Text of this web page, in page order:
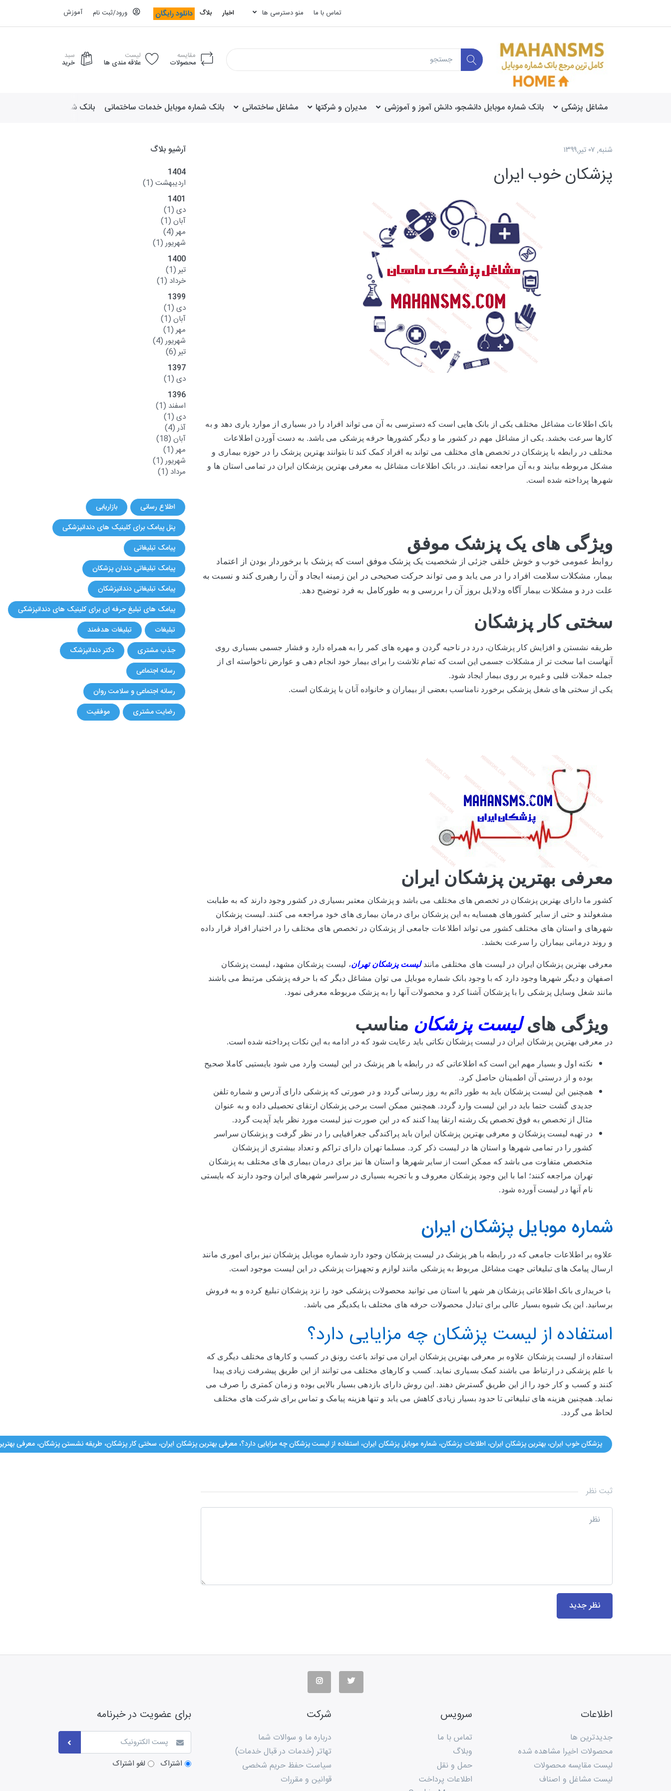
تماس با ما منو دسترسی ها اخبار بلاگ دانلود رایگان ورود/ثبت نام آموزش
مقایسه
محصولات
لیست
علاقه مندی ها
سبد
خرید
مشاغل پزشکی بانک شماره موبایل دانشجو، دانش آموز و آموزشی مدیران و شرکتها مشاغل ساختمانی بانک شماره موبایل خدمات ساختمانی بانک شماره موبایل لوازم
شنبه, ۰۷ تیر,۱۳۹۹
پزشکان خوب ایران
بانک اطلاعات مشاغل مختلف یکی از بانک هایی است که دسترسی به آن می تواند افراد را در بسیاری از موارد یاری دهد و به
کارها سرعت بخشد. یکی از مشاغل مهم در کشور ما و دیگر کشورها حرفه پزشکی می باشد. به دست آوردن اطلاعات
مختلف در رابطه با پزشکان در تخصص های مختلف می تواند به افراد کمک کند تا بتوانند بهترین پزشک را در حوزه بیماری و
مشکل مربوطه بیابند و به آن مراجعه نمایند. در بانک اطلاعات مشاغل به معرفی بهترین پزشکان ایران در تمامی استان ها و
شهرها پرداخته شده است.
ویژگی های یک پزشک موفق
روابط عمومی خوب و خوش خلقی جزئی از شخصیت یک پزشک موفق است که پزشک با برخوردار بودن از اعتماد
بیمار، مشکلات سلامت افراد را در می یابد و می تواند حرکت صحیحی در این زمینه ایجاد و آن را رهبری کند و نسبت به
علت درد و مشکلات بیمار آگاه ودلایل بروز آن را بررسی و به طورکامل به فرد توضیح دهد.
سختی کار پزشکان
طریقه نشستن و افزایش کار پزشکان، درد در ناحیه گردن و مهره های کمر را به همراه دارد و فشار جسمی بسیاری روی
آنهاست اما سخت تر از مشکلات جسمی این است که تمام تلاشت را برای بیمار خود انجام دهی و عوارض ناخواسته ای از
جمله حملات قلبی و غیره بر روی بیمار ایجاد شود.
یکی از سختی های شغل پزشکی برخورد نامناسب بعضی از بیماران و خانواده آنان با پزشکان است.
معرفی بهترین پزشکان ایران
کشور ما دارای بهترین پزشکان در تخصص های مختلف می باشد و پزشکان معتبر بسیاری در کشور وجود دارند که به طبابت
مشغولند و حتی از سایر کشورهای همسایه به این پزشکان برای درمان بیماری های خود مراجعه می کنند. لیست پزشکان
شهرهای و استان های مختلف کشور می تواند اطلاعات جامعی از پزشکان در تخصص های مختلف را در اختیار افراد قرار داده
و روند درمانی بیماران را سرعت بخشد.
معرفی بهترین پزشکان ایران در لیست های مختلفی مانندلیست پزشکان تهران، لیست پزشکان مشهد، لیست پزشکان
اصفهان و دیگر شهرها وجود دارد که با وجود بانک شماره موبایل می توان مشاغل دیگر که با حرفه پزشکی مرتبط می باشند
مانند شغل وسایل پزشکی را با پزشکان آشنا کرد و محصولات آنها را به پزشک مربوطه معرفی نمود.
ویژگی های لیست پزشکان مناسب
در معرفی بهترین پزشکان ایران در لیست پزشکان نکاتی باید رعایت شود که در ادامه به این نکات پرداخته شده است.
نکته اول و بسیار مهم این است که اطلاعاتی که در رابطه با هر پزشک در این لیست وارد می شود بایستیی کاملا صحیح
بوده و از درستی آن اطمینان حاصل کرد.
همچنین این لیست پزشکان باید به طور دائم به روز رسانی گردد و در صورتی که پزشکی دارای آدرس و شماره تلفن
جدیدی گشت حتما باید در این لیست وارد گردد. همچنین ممکن است برخی پزشکان ارتقای تحصیلی داده و به عنوان
مثال از تخصص به فوق تخصص یک رشته ارتقا پیدا کنند که در این صورت نیز لیست مورد نظر باید آپدیت گردد.
در تهیه لیست پزشکان و معرفی بهترین پزشکان ایران باید پراکندگی جغرافیایی را در نظر گرفت و پزشکان سراسر
کشور را در تمامی شهرها و استان ها در لیست ذکر کرد. مسلما تهران دارای تراکم و تعداد بیشتری از پزشکان
متخصص متفاوت می باشد که ممکن است از سایر شهرها و استان ها نیز برای درمان بیماری های مختلف به پزشکان
تهران مراجعه کنند؛ اما با این وجود پزشکان معروف و با تجربه بسیاری در سراسر شهرهای ایران وجود دارند که بایستی
نام آنها در لیست آورده شود.
شماره موبایل پزشکان ایران
علاوه بر اطلاعات جامعی که در رابطه با هر پزشک در لیست پزشکان وجود دارد شماره موبایل پزشکان نیز برای اموری مانند
ارسال پیامک های تبلیغاتی جهت مشاغل مربوط به پزشکی مانند لوازم و تجهیزات پزشکی در این لیست موجود است.
با خریداری بانک اطلاعاتی پزشکان هر شهر یا استان می توانید محصولات پزشکی خود را نزد پزشکان تبلیغ کرده و به فروش
برسانید. این یک شیوه بسیار عالی برای تبادل محصولات حرفه های مختلف با یکدیگر می باشد.
استفاده از لیست پزشکان چه مزایایی دارد؟
استفاده از لیست پزشکان علاوه بر معرفی بهترین پزشکان ایران می تواند باعث رونق در کسب و کارهای مختلف دیگری که
با علم پزشکی در ارتباط می باشند کمک بسیاری نماید. کسب و کارهای مختلف می توانند از این طریق پیشرفت زیادی پیدا
کنند و کسب و کار خود را از این طریق گسترش دهند. این روش دارای بازدهی بسیار بالایی بوده و زمان کمتری را صرف می
نماید. همچنین هزینه های تبلیغاتی تا حدود بسیار زیادی کاهش می یابد و تنها هزینه پیامک و تماس برای شرکت های مختلف
لحاظ می گردد.
پزشکان خوب ایران، بهترین پزشکان ایران، اطلاعات پزشکان، شماره موبایل پزشکان ایران، استفاده از لیست پزشکان چه مزایایی دارد؟، معرفی بهترین پزشکان ایران، سختی کار پزشکان، طریقه نشستن پزشکان، معرفی
ثبت نظر
نظر جدید
آرشیو بلاگ
1404
اردیبهشت (1)
1401
دی (1)
آبان (1)
مهر (4)
شهریور (1)
1400
تیر (1)
خرداد (1)
1399
دی (1)
آبان (1)
مهر (1)
شهریور (4)
تیر (6)
1397
دی (1)
1396
اسفند (1)
دی (1)
آذر (4)
آبان (18)
مهر (1)
شهریور (1)
مرداد (1)
اطلاع رسانی
بازاریابی
پنل پیامک برای کلینیک های دندانپزشکی
پیامک تبلیغاتی
پیامک تبلیغاتی دندان پزشکان
پیامک تبلیغاتی دندانپزشکان
پیامک های تبلیغ حرفه ای برای کلینیک های دندانپزشکی
تبلیغات
تبلیغات هدفمند
جذب مشتری
دکتر دندانپزشک
رسانه اجتماعی
رسانه اجتماعی و سلامت روان
رضایت مشتری
موفقیت
اطلاعات
جدیدترین ها
محصولات اخیرا مشاهده شده
لیست مقایسه محصولات
لیست مشاغل و اصناف
سرویس
تماس با ما
وبلاگ
حمل و نقل
اطلاعات پرداخت
شرکت
درباره ما و سوالات شما
تهاتر (خدمات در قبال خدمات)
سیاست حفظ حریم شخصی
قوانین و مقررات
برای عضویت در خبرنامه
اشتراک لغو اشتراک